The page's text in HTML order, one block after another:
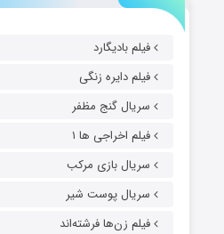
فیلم بادیگارد
فیلم دایره زنگی
سریال گنج مظفر
فیلم اخراجی ها ۱
سریال بازی مرکب
سریال پوست شیر
فیلم زن‌ها فرشته‌اند